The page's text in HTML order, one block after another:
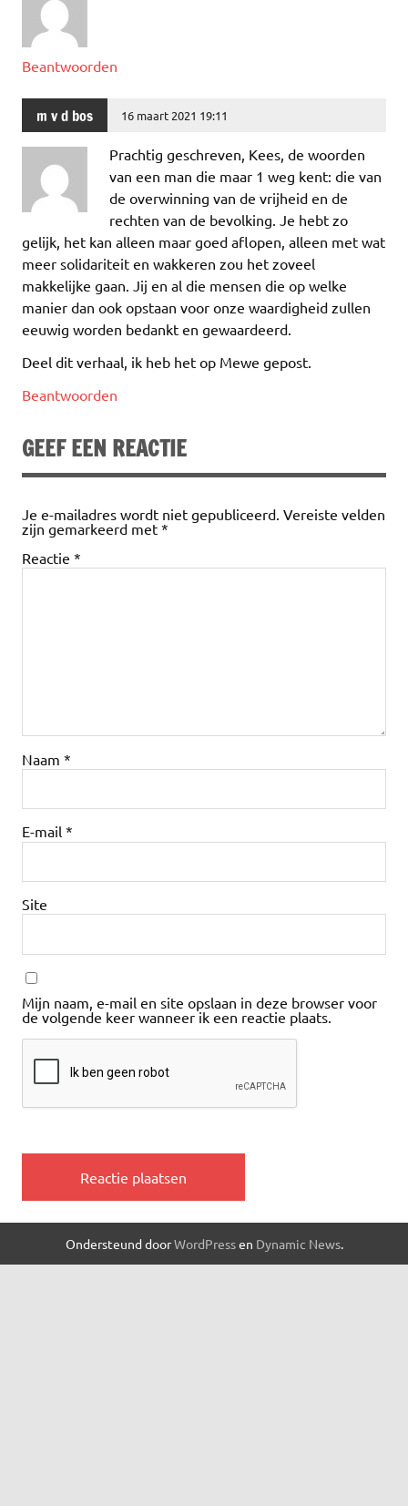
Beantwoorden
m v d bos 16 maart 2021 19:11
Prachtig geschreven, Kees, de woorden
van een man die maar 1 weg kent: die van
de overwinning van de vrijheid en de
rechten van de bevolking. Je hebt zo
gelijk, het kan alleen maar goed aflopen, alleen met wat
meer solidariteit en wakkeren zou het zoveel
makkelijke gaan. Jij en al die mensen die op welke
manier dan ook opstaan voor onze waardigheid zullen
eeuwig worden bedankt en gewaardeerd.
Deel dit verhaal, ik heb het op Mewe gepost.
Beantwoorden
GEEF EEN REACTIE
Je e-mailadres wordt niet gepubliceerd. Vereiste velden
zijn gemarkeerd met *
Reactie *
Naam *
E-mail *
Site
Mijn naam, e-mail en site opslaan in deze browser voor
de volgende keer wanneer ik een reactie plaats.
Ondersteund doorWordPressen Dynamic News.